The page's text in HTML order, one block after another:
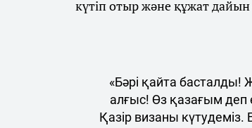
күтіп отыр және құжат
«Бәрі қайта басталды!
алғыс! Өз қазағым деп
Қазір визаны